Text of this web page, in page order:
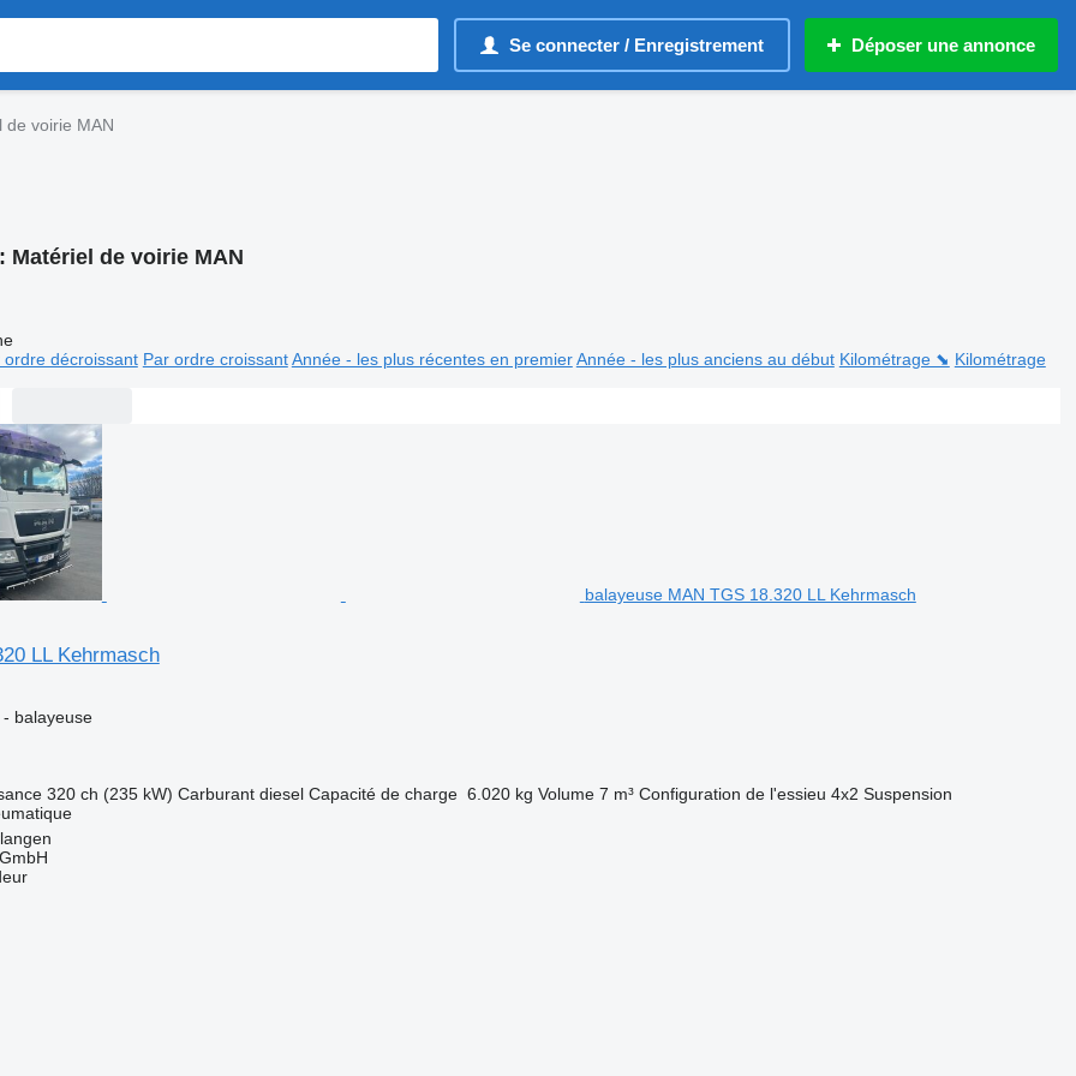
Se connecter / Enregistrement Déposer une annonce
de voirie MAN
Matériel de voirie MAN
ordre décroissant Par ordre croissant Année - les plus récentes en premier Année - les plus anciens au début Kilométrage ⬊ Kilométrage
balayeuse MAN TGS 18.320 LL Kehrmasch
LL Kehrmasch
balayeuse
320 ch (235 kW) Carburant diesel Capacité de charge 6.020 kg Volume 7 m³ Configuration de l'essieu 4x2 Suspension